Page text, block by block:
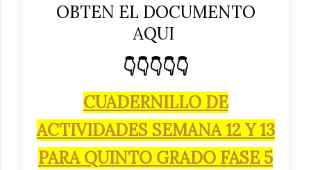
OBTEN EL DOCUMENTO
AQUI
👇👇👇👇👇
CUADERNILLO DE
ACTIVIDADES SEMANA 12 Y 13
PARA QUINTO GRADO FASE 5